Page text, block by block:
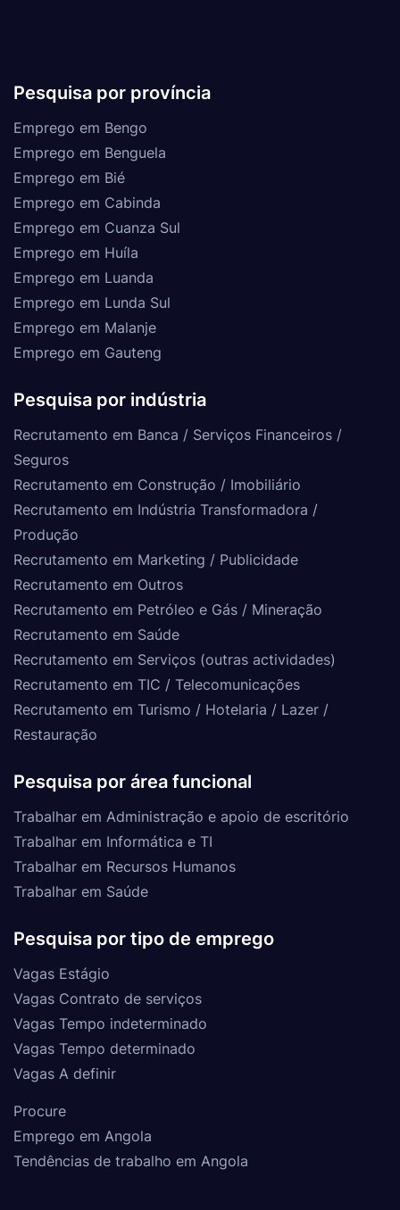
Pesquisa por província
Emprego em Bengo
Emprego em Benguela
Emprego em Bié
Emprego em Cabinda
Emprego em Cuanza Sul
Emprego em Huíla
Emprego em Luanda
Emprego em Lunda Sul
Emprego em Malanje
Emprego em Gauteng
Pesquisa por indústria
Recrutamento em Banca / Serviços Financeiros /
Seguros
Recrutamento em Construção / Imobiliário
Recrutamento em Indústria Transformadora /
Produção
Recrutamento em Marketing / Publicidade
Recrutamento em Outros
Recrutamento em Petróleo e Gás / Mineração
Recrutamento em Saúde
Recrutamento em Serviços (outras actividades)
Recrutamento em TIC / Telecomunicações
Recrutamento em Turismo / Hotelaria / Lazer /
Restauração
Pesquisa por área funcional
Trabalhar em Administração e apoio de escritório
Trabalhar em Informática e TI
Trabalhar em Recursos Humanos
Trabalhar em Saúde
Pesquisa por tipo de emprego
Vagas Estágio
Vagas Contrato de serviços
Vagas Tempo indeterminado
Vagas Tempo determinado
Vagas A definir
Procure
Emprego em Angola
Tendências de trabalho em Angola